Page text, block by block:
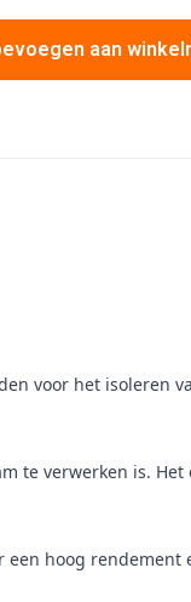
aan
voor het isoleren
te verwerken is.
hoog